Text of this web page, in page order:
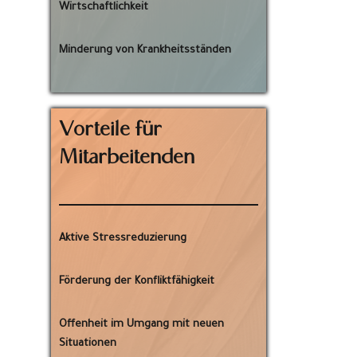
Wirtschaftlichkeit
Minderung von Krankheitsständen
Vorteile für
Mitarbeitenden
Aktive Stressreduzierung
Förderung der Konfliktfähigkeit
Offenheit im Umgang mit neuen
Situationen